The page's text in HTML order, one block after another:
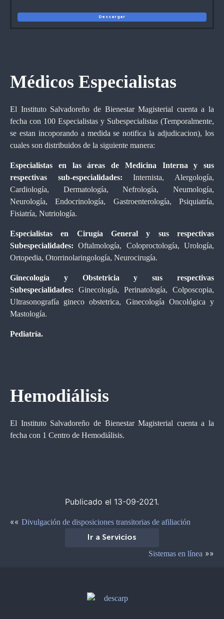
Descargar
Médicos Especialistas
El Instituto Salvadoreño de Bienestar Magisterial cuenta a la
fecha con 100 Especialistas y Subespecialistas (Temporalmente,
se estan incoporando a medida se notifica la adjudicacion), los
cuales son distribuidos de la siguiente manera:
Especialistas en las áreas de Medicina Interna y sus
respectivas sub-especialidades: Internista, Alergología,
Cardiología, Dermatología, Nefrología, Neumología,
Neurología, Endocrinología, Gastroenterología, Psiquiatría,
Fisiatría, Nutriología.
Especialistas en Cirugía General y sus respectivas
Subespecialidades: Oftalmología, Coloproctología, Urología,
Ortopedia, Otorrinolaringología, Neurocirugía.
Ginecología y Obstetricia y sus respectivas
Subespecialidades: Ginecología, Perinatología, Colposcopia,
Ultrasonografía gineco obstetrica, Ginecología Oncológica y
Mastología.
Pediatría.
Hemodiálisis
El Instituto Salvadoreño de Bienestar Magisterial cuenta a la
fecha con 1 Centro de Hemodiálisis.
Publicado el 13-09-2021.
«« Divulgación de disposiciones transitorias de afiliación
Ir a Servicios
Sistemas en línea »»